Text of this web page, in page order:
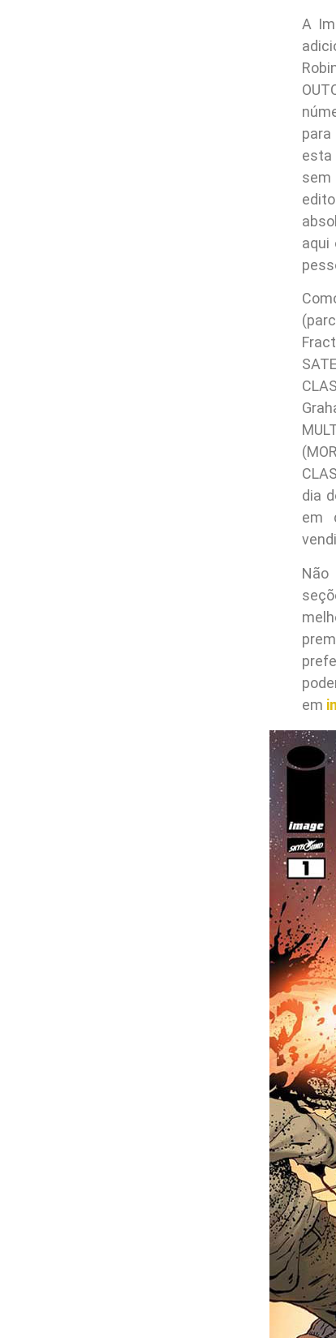
A
para
esta
sem
aqui
dia
em
Não
em